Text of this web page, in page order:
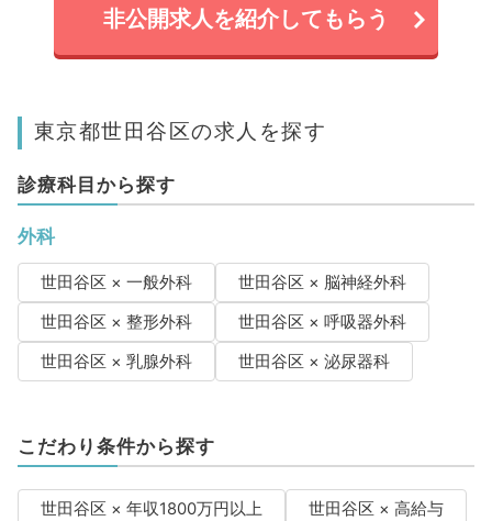
非公開求人を紹介してもらう
東京都世田谷区の求人を探す
診療科目から探す
外科
世田谷区 × 一般外科
世田谷区 × 脳神経外科
世田谷区 × 整形外科
世田谷区 × 呼吸器外科
世田谷区 × 乳腺外科
世田谷区 × 泌尿器科
こだわり条件から探す
世田谷区 × 年収1800万円以上
世田谷区 × 高給与